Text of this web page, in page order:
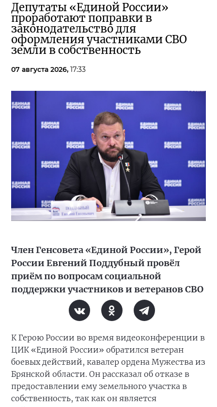
Депутаты «Единой России»
проработают поправки в
законодательство для
оформления участниками СВО
земли в собственность
07 августа 2026, 17:33
Член Генсовета «Единой России», Герой
России Евгений Поддубный провёл
приём по вопросам социальной
поддержки участников и ветеранов СВО
К Герою России во время видеоконференции в
ЦИК «Единой России» обратился ветеран
боевых действий, кавалер ордена Мужества из
Брянской области. Он рассказал об отказе в
предоставлении ему земельного участка в
собственность, так как он является